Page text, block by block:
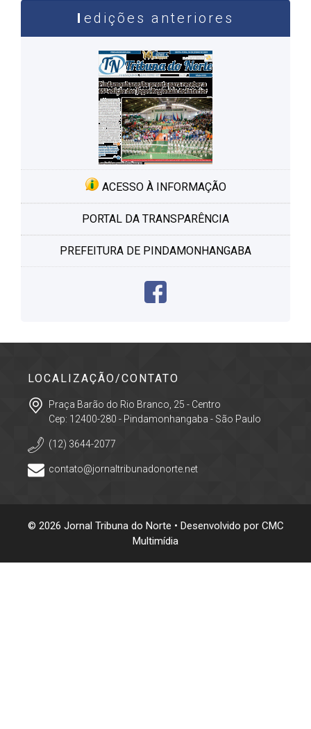
edições anteriores
ACESSO À INFORMAÇÃO
PORTAL DA TRANSPARÊNCIA
PREFEITURA DE PINDAMONHANGABA
LOCALIZAÇÃO/CONTATO
Praça Barão do Rio Branco, 25 - Centro
Cep: 12400-280 - Pindamonhangaba - São Paulo
(12) 3644-2077
contato@jornaltribunadonorte.net
© 2026 Jornal Tribuna do Norte • Desenvolvido por CMC
Multimídia